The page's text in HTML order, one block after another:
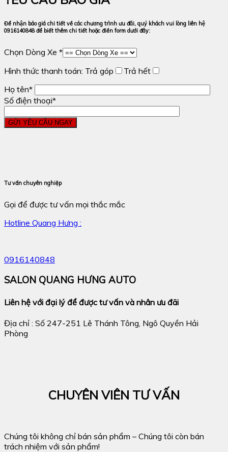
Để nhận báo giá chi tiết về các chương trình ưu đãi, quý khách vui lòng liên hệ
0916140848 để biết thêm chi tiết hoặc điền form dưới đây:
Chọn Dòng Xe *
Hình thức thanh toán: Trả góp
Trả hết
Họ tên*
Số điện thoại*
Tư vấn chuyên nghiệp
Gọi để được tư vấn mọi thắc mắc
Hotline Quang Hưng :
0916140848
SALON QUANG HƯNG AUTO
Liên hệ với đại lý để được tư vấn và nhân ưu đãi
Địa chỉ : Số 247-251 Lê Thánh Tông, Ngô Quyền Hải
Phòng
CHUYÊN VIÊN TƯ VẤN
Chúng tôi không chỉ bán sản phẩm – Chúng tôi còn bán
trách nhiệm với sản phẩm!